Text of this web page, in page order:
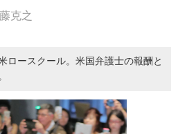
克之
ロースクール。米国弁護士の報酬と